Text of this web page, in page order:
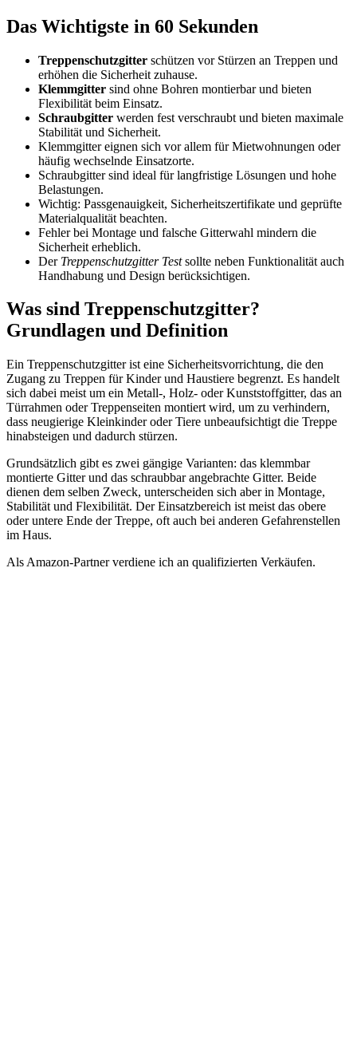
Das Wichtigste in 60 Sekunden
Treppenschutzgitter schützen vor Stürzen an Treppen und
erhöhen die Sicherheit zuhause.
Klemmgitter sind ohne Bohren montierbar und bieten
Flexibilität beim Einsatz.
Schraubgitter werden fest verschraubt und bieten maximale
Stabilität und Sicherheit.
Klemmgitter eignen sich vor allem für Mietwohnungen oder
häufig wechselnde Einsatzorte.
Schraubgitter sind ideal für langfristige Lösungen und hohe
Belastungen.
Wichtig: Passgenauigkeit, Sicherheitszertifikate und geprüfte
Materialqualität beachten.
Fehler bei Montage und falsche Gitterwahl mindern die
Sicherheit erheblich.
Der Treppenschutzgitter Testsollte neben Funktionalität auch
Handhabung und Design berücksichtigen.
Was sind Treppenschutzgitter?
Grundlagen und Definition
Ein Treppenschutzgitter ist eine Sicherheitsvorrichtung, die den
Zugang zu Treppen für Kinder und Haustiere begrenzt. Es handelt
sich dabei meist um ein Metall-, Holz- oder Kunststoffgitter, das an
Türrahmen oder Treppenseiten montiert wird, um zu verhindern,
dass neugierige Kleinkinder oder Tiere unbeaufsichtigt die Treppe
hinabsteigen und dadurch stürzen.
Grundsätzlich gibt es zwei gängige Varianten: das klemmbar
montierte Gitter und das schraubbar angebrachte Gitter. Beide
dienen dem selben Zweck, unterscheiden sich aber in Montage,
Stabilität und Flexibilität. Der Einsatzbereich ist meist das obere
oder untere Ende der Treppe, oft auch bei anderen Gefahrenstellen
im Haus.
Als Amazon-Partner verdiene ich an qualifizierten Verkäufen.